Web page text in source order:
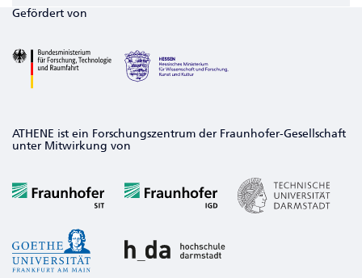
Gefördert von
ATHENE ist ein Forschungszentrum der Fraunhofer-Gesellschaft
unter Mitwirkung von